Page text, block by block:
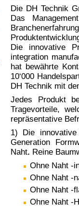
Die DH Technik
Das
Die innovative
integration
hat bewährte
10‘000
DH Technik mit
Jedes Produkt
Tragevorteile,
repräsentative
1) Die
Generation
Naht. Reine
Ohne Naht -
Ohne Naht -
Ohne Naht -
Ohne Naht -